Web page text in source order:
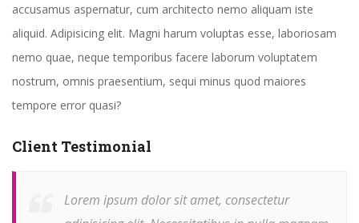
accusamus aspernatur, cum architecto nemo aliquam iste
aliquid. Adipisicing elit. Magni harum voluptas esse, laboriosam
nemo quae, neque temporibus facere laborum voluptatem
nostrum, omnis praesentium, sequi minus quod maiores
tempore error quasi?
Client Testimonial
Lorem ipsum dolor sit amet, consectetur